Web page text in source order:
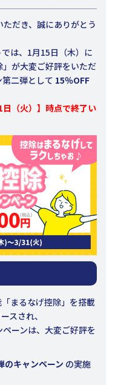
だき、誠にありがとう
は、1月15日（木）に
が大変ご好評をいただ
二弾として 15％OFF
（火）】時点で終了い
まるなげ控除」を搭載
スされ、
ーンは、大変ご好評を
のキャンペーン の実施